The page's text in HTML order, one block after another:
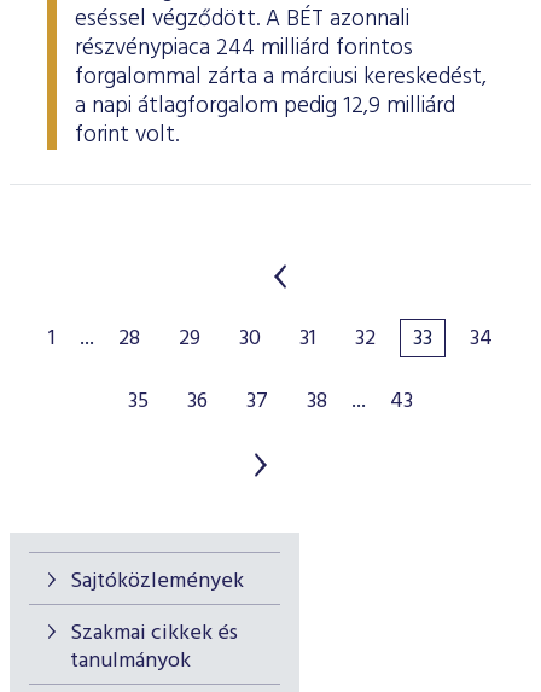
Sajtóközlemények
Szakmai cikkek és
tanulmányok
eséssel végződött. A BÉT azonnali
részvénypiaca 244 milliárd forintos
forgalommal zárta a márciusi kereskedést,
a napi átlagforgalom pedig 12,9 milliárd
forint volt.
1 ... 28 29 30 31 32 33
34
35
36 37 38 ... 43